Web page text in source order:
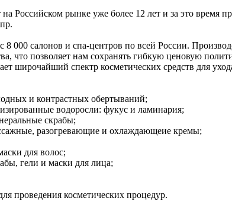
Российском рынке уже более 12 лет и за это
8 000 салонов и спа-центров по всей России.
что позволяет нам сохранять гибкую ценовую
широчайший спектр косметических средств для
и контрастных обертываний;
водоросли: фукус и ламинария;
скрабы;
разогревающие и охлаждающеие кремы;
для волос;
гели и маски для лица;
проведения косметических процедур.